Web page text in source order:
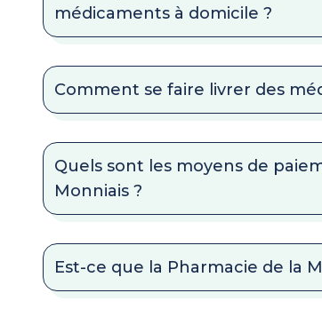
médicaments à domicile ?
Comment se faire livrer des
Quels sont les moyens de
Monniais ?
Est-ce que la Pharmacie de la